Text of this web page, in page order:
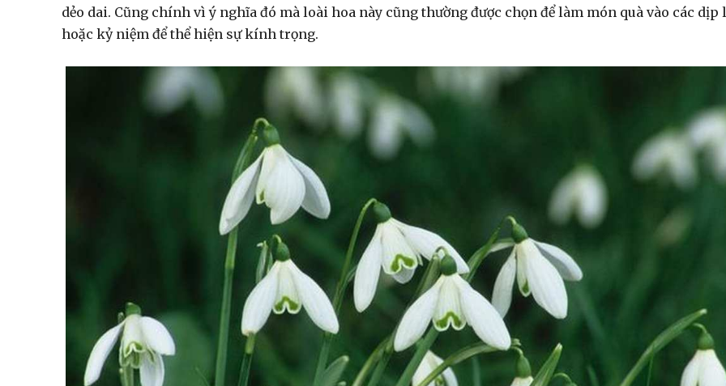
dẻo dai. Cũng chính vì ý nghĩa đó mà loài hoa này cũng thường được chọn để làm món quà vào các dịp
hoặc kỷ niệm để thể hiện sự kính trọng.